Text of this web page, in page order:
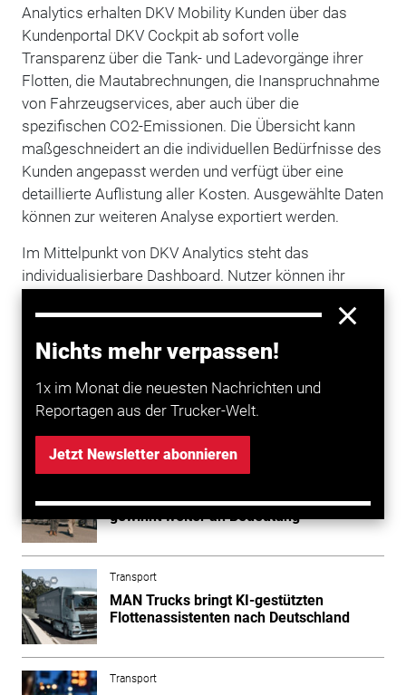
Nichts mehr verpassen!
1x im Monat die neuesten Nachrichten und
Reportagen aus der Trucker-Welt.
Jetzt Newsletter abonnieren
Analytics erhalten DKV Mobility Kunden über das
Kundenportal DKV Cockpit ab sofort volle
Transparenz über die Tank- und Ladevorgänge ihrer
Flotten, die Mautabrechnungen, die Inanspruchnahme
von Fahrzeugservices, aber auch über die
spezifischen CO2-Emissionen. Die Übersicht kann
maßgeschneidert an die individuellen Bedürfnisse des
Kunden angepasst werden und verfügt über eine
detaillierte Auflistung aller Kosten. Ausgewählte Daten
können zur weiteren Analyse exportiert werden.
Im Mittelpunkt von DKV Analytics steht das
individualisierbare Dashboard. Nutzer können ihr
strukturieren, Kosten gezielt nachverfolgen und ihre
Daten in einer übersichtlichen Zusammenfassung
Transport
Flottenmanagement: Kostenkontrolle
gewinnt weiter an Bedeutung
Transport
MAN Trucks bringt KI-gestützten
Flottenassistenten nach Deutschland
Transport